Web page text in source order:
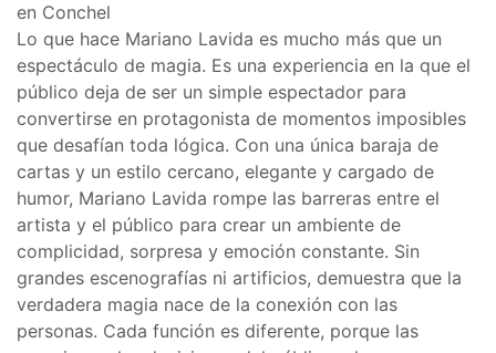
en Conchel
Lo que hace Mariano Lavida es mucho más que un
espectáculo de magia. Es una experiencia en la que el
público deja de ser un simple espectador para
convertirse en protagonista de momentos imposibles
que desafían toda lógica. Con una única baraja de
cartas y un estilo cercano, elegante y cargado de
humor, Mariano Lavida rompe las barreras entre el
artista y el público para crear un ambiente de
complicidad, sorpresa y emoción constante. Sin
grandes escenografías ni artificios, demuestra que la
verdadera magia nace de la conexión con las
personas. Cada función es diferente, porque las